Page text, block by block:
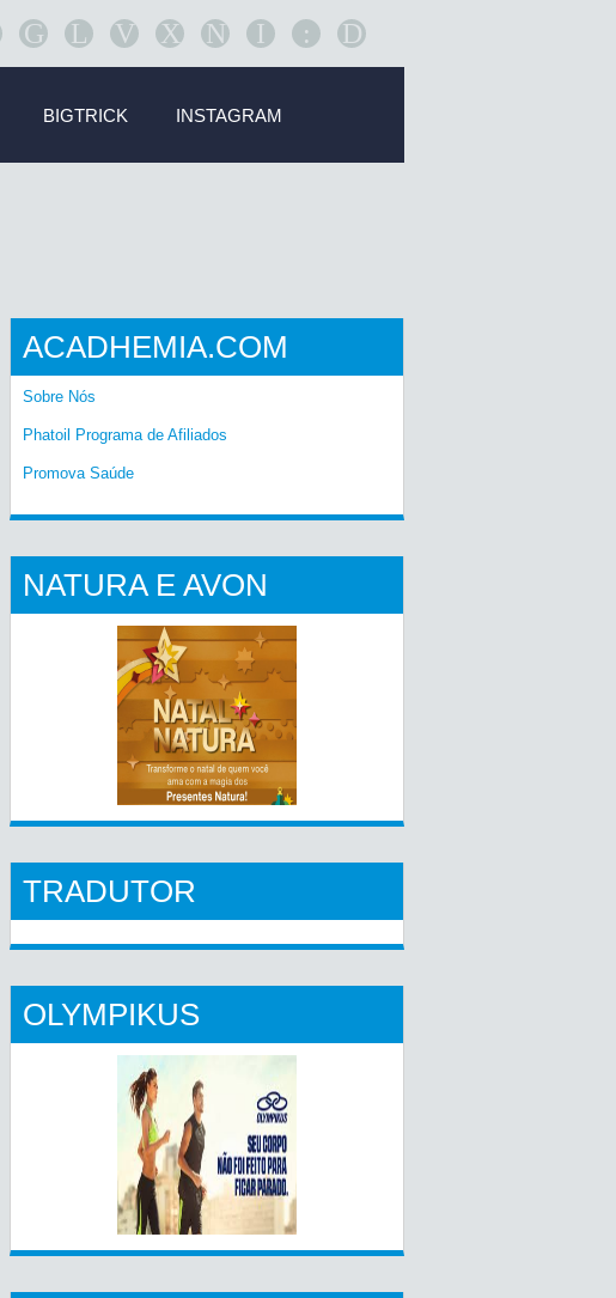
G L V X N I : D
BIGTRICK INSTAGRAM
ACADHEMIA.COM
Sobre Nós
Phatoil Programa de Afiliados
Promova Saúde
NATURA E AVON
TRADUTOR
OLYMPIKUS